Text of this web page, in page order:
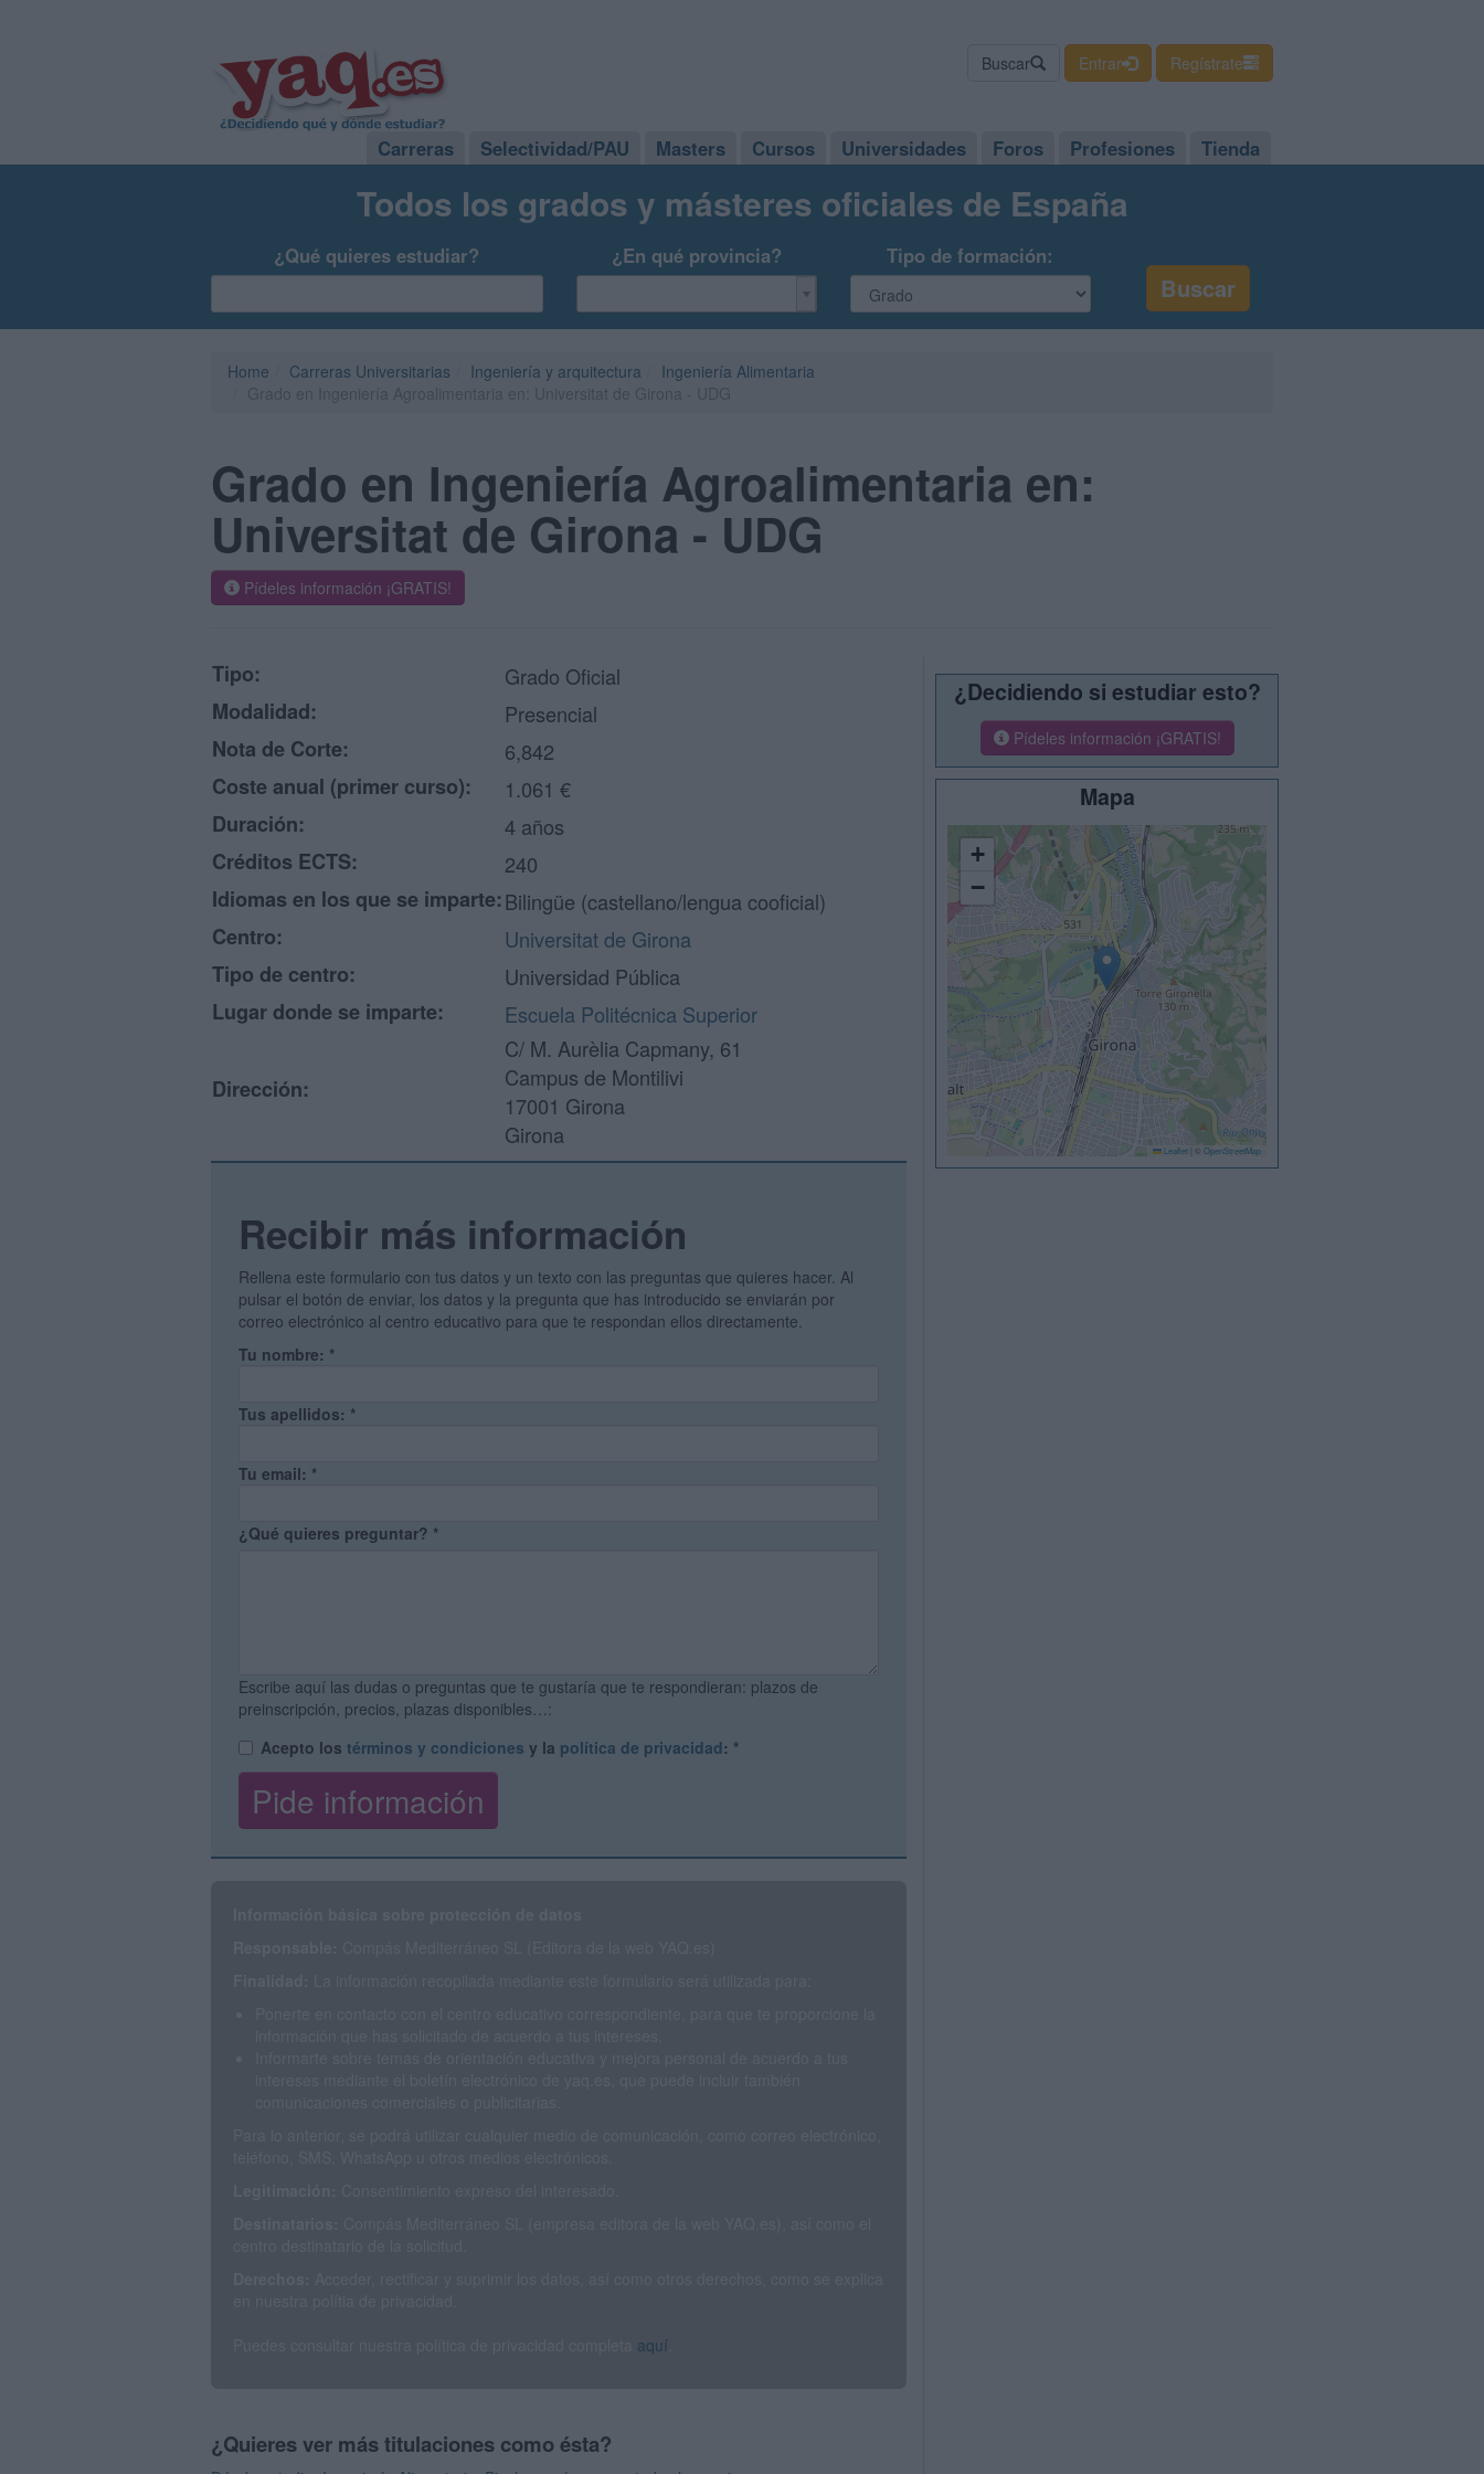
Buscar Entrar Regístrate
Carreras Selectividad/PAU Masters Cursos Universidades Foros Profesiones Tienda
Todos los grados y másteres oficiales de España
¿Qué quieres estudiar? ¿En qué provincia? Tipo de formación:
Home Carreras Universitarias Ingeniería y arquitectura
Ingeniería Alimentaria
Grado en Ingeniería Agroalimentaria en:
Universitat de Girona - UDG
Pídeles información ¡GRATIS!
Tipo:
Grado Oficial
Modalidad:
Presencial
Nota de Corte:
6,842
Coste anual (primer curso):
1.061 €
Duración:
4 años
Créditos ECTS:
240
Idiomas en los que se imparte:Bilingüe (castellano/lengua cooficial)
Centro:
Universitat de Girona
Tipo de centro:
Universidad Pública
Lugar donde se imparte:
Escuela Politécnica Superior
Dirección:
C/ M. Aurèlia Capmany, 61
Campus de Montilivi
17001 Girona
Girona
Recibir más información
Rellena este formulario con tus datos y un texto con las preguntas que quieres hacer. Al
pulsar el botón de enviar, los datos y la pregunta que has introducido se enviarán por
correo electrónico al centro educativo para que te respondan ellos directamente.
Tu nombre: *
Tus apellidos: *
Tu email: *
¿Qué quieres preguntar? *
Escribe aquí las dudas o preguntas que te gustaría que te respondieran: plazos de
preinscripción, precios, plazas disponibles…:
Acepto los términos y condiciones y la política de privacidad: *
aquí
¿Quieres ver más titulaciones como ésta?
¿Decidiendo si estudiar esto?
Pídeles información ¡GRATIS!
Mapa
+
−
Leaflet © OpenStreetMap